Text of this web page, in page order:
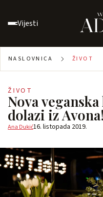
Vijesti
NASLOVNICA ŽIVOT
ŽIVOT
Nova
dolazi iz Avona!
Ana Dukić16. listopada 2019.